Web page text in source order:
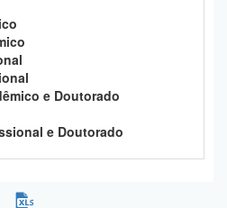
e Doutorado
e Doutorado